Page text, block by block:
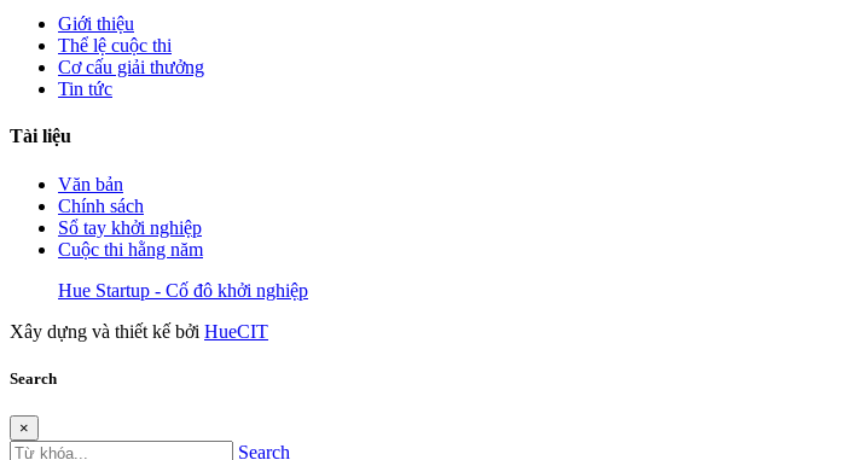
Giới thiệu
Thể lệ cuộc thi
Cơ cấu giải thưởng
Tin tức
Tài liệu
Văn bản
Chính sách
Sổ tay khởi nghiệp
Cuộc thi hằng năm
Hue Startup - Cố đô khởi nghiệp
Xây dựng và thiết kế bởi HueCIT
Search
×
Search